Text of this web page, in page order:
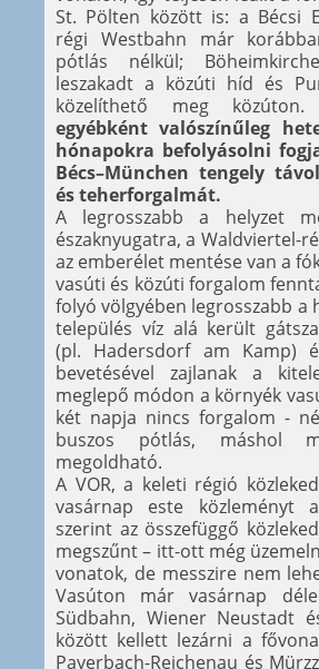
St. Pölten között is: a Bécsi
régi Westbahn már
pótlás nélkül;
leszakadt a közúti híd és
közelíthető meg közúton.
egyébként valószínűleg
hónapokra befolyásolni
Bécs–München tengely
és teherforgalmát.
A legrosszabb a helyzet
északnyugatra, a Waldviertel-
az emberélet mentése van a
vasúti és közúti forgalom
folyó völgyében legrosszabb a
település víz alá került
(pl. Hadersdorf am Kamp)
bevetésével zajlanak a
meglepő módon a környék
két napja nincs forgalom -
buszos pótlás, máshol
megoldható.
A VOR, a keleti régió
vasárnap este közleményt
szerint az összefüggő
megszűnt – itt-ott még
vonatok, de messzire nem
Vasúton már vasárnap
Südbahn, Wiener Neustadt
között kellett lezárni a
Payerbach-Reichenau és